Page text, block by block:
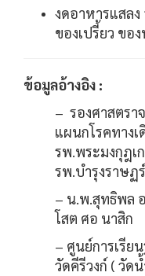
งดอาหารแสล
ของเปรี้ยว ขอ
ข้อมูลอ้างอิง :
– รองศาสตรา
แผนกโรคทาง
รพ.พระมงกุฎเ
รพ.บำรุงราษฏร์
– น.พ.สุทธิพล
โสต ศอ นาสิก
– ศูนย์การเรี
วัดคีรีวงก์ ( วัด